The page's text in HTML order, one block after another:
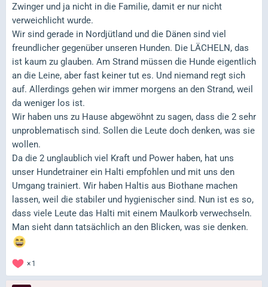
Zwinger und ja nicht in die Familie, damit er nur nicht
verweichlicht wurde.
Wir sind gerade in Nordjütland und die Dänen sind viel
freundlicher gegenüber unseren Hunden. Die LÄCHELN, das
ist kaum zu glauben. Am Strand müssen die Hunde eigentlich
an die Leine, aber fast keiner tut es. Und niemand regt sich
auf. Allerdings gehen wir immer morgens an den Strand, weil
da weniger los ist.
Wir haben uns zu Hause abgewöhnt zu sagen, dass die 2 sehr
unproblematisch sind. Sollen die Leute doch denken, was sie
wollen.
Da die 2 unglaublich viel Kraft und Power haben, hat uns
unser Hundetrainer ein Halti empfohlen und mit uns den
Umgang trainiert. Wir haben Haltis aus Biothane machen
lassen, weil die stabiler und hygienischer sind. Nun ist es so,
dass viele Leute das Halti mit einem Maulkorb verwechseln.
Man sieht dann tatsächlich an den Blicken, was sie denken.
1